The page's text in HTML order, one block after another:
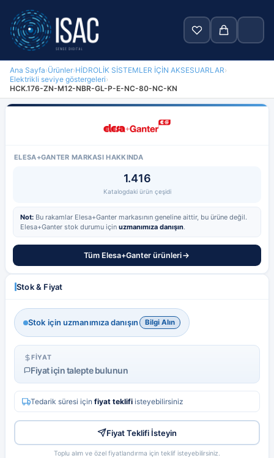
Hakkımızda
İletişim
Hesabım
Ana Sayfa›Ürünler›HİDROLİK SİSTEMLER İÇİN AKSESUARLAR›
Elektrikli seviye göstergeleri›
HCK.176-ZN-M12-NBR-GL-P-E-NC-80-NC-KN
ELESA+GANTER MARKASI HAKKINDA
1.416
Katalogdaki ürün çeşidi
Not: Bu rakamlar Elesa+Ganter markasının geneline aittir, bu ürüne değil.
Elesa+Ganter stok durumu için uzmanımıza danışın.
Tüm Elesa+Ganter ürünleri
Stok & Fiyat
Stok için uzmanımıza danışın Bilgi Alın
FIYAT
Fiyat için talepte bulunun
Tedarik süresi için fiyat teklifi isteyebilirsiniz
Fiyat Teklifi İsteyin
Toplu alım ve özel fiyatlandırma için teklif isteyebilirsiniz.